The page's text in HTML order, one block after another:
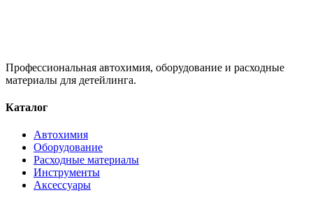
Профессиональная автохимия, оборудование и расходные
материалы для детейлинга.
Каталог
Автохимия
Оборудование
Расходные материалы
Инструменты
Аксессуары